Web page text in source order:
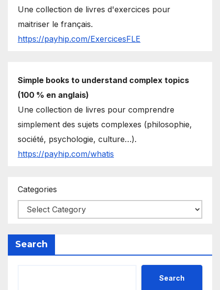
Une collection de livres d'exercices pour
maitriser le français.
https://payhip.com/ExercicesFLE
Simple books to understand complex topics
(100 % en anglais)
Une collection de livres pour comprendre
simplement des sujets complexes (philosophie,
société, psychologie, culture…).
https://payhip.com/whatis
Categories
Search
Search